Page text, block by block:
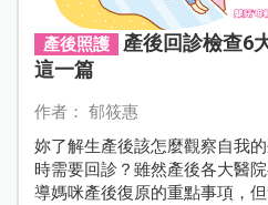
產後照護
產後回診檢查6
這一篇
作者： 郁筱惠
妳了解生產後該怎麼觀察自我
時需要回診？雖然產後各大醫
導媽咪產後復原的重點事項，